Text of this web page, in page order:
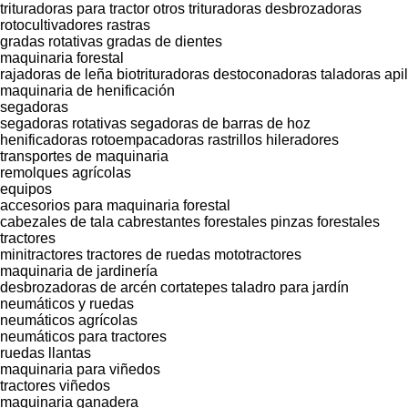
trituradoras para tractor otros trituradoras desbrozadoras
rotocultivadores rastras
gradas rotativas gradas de dientes
maquinaria forestal
rajadoras de leña biotrituradoras destoconadoras taladoras
maquinaria de henificación
segadoras
segadoras rotativas segadoras de barras de hoz
henificadoras rotoempacadoras rastrillos hileradores
transportes de maquinaria
remolques agrícolas
equipos
accesorios para maquinaria forestal
cabezales de tala cabrestantes forestales pinzas forestales
tractores
minitractores tractores de ruedas mototractores
maquinaria de jardinería
desbrozadoras de arcén cortatepes taladro para jardín
neumáticos y ruedas
neumáticos agrícolas
neumáticos para tractores
ruedas
llantas
maquinaria para viñedos
tractores viñedos
maquinaria ganadera